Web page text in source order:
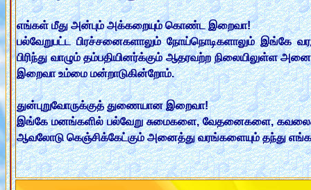
எங்கள் மீது அன்பும் அக்கறையும் கொண்ட இறைவா!
பல்வேறுபட்ட பிரச்சனைகளாலும் நோய்நொடிகளாலும் இங்கே
பிரிந்து வாழும் தம்பதியினர்க்கும் ஆதரவற்ற நிலையிலுள்ள
இறைவா உம்மை மன்றாடுகின்றோம்.
துன்புறுவோருக்குத் துணையான இறைவா!
இங்கே மனங்களில் பல்வேறு சுமைகளை, வேதனைகளை,
ஆவலோடு கெஞ்சிக்கேட்கும் அனைத்து வரங்களையும் தந்து